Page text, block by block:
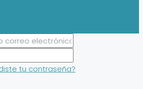
tu contraseña?